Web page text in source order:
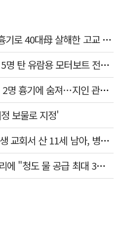
"아버지 외출한 사이"…흉기로 40대母 살해한 고교 자퇴생, 구속 기로에
전남 여수 오동도 해상서 5명 탄 유람용 모터보트 전복…2명 숨져
서울 면목동서 60대 남성 2명 흉기에 숨져…지인 관계로 추정
보물로 지정'
"침대에 결박, 탈진"…평생 교회서 산 11세 남아, 병원 이송 끝 숨져
박권현 청도군수, 국무총리에 "청도 물 공급 최대 3만t 늘려달라"